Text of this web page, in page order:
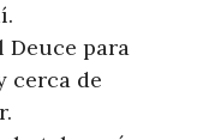
Deuce para
cerca de